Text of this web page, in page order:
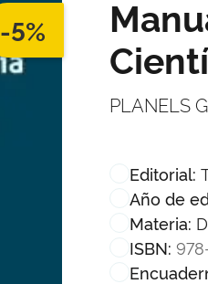
-5%
PLANELS
Editorial:
Año de
Materia:
ISBN: